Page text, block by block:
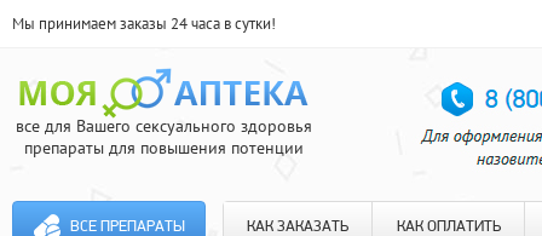
Мы принимаем заказы 24 часа в сутки!
все для Вашего сексуального здоровья
препараты для повышения потенции
ВСЕ ПРЕПАРАТЫ КАК ЗАКАЗАТЬ КАК ОПЛАТИТЬ